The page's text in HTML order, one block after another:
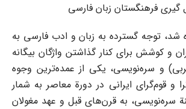
فرهنگستان زبان فارسی
شد، توجه گسترده به زبان و ادب فارسی به
و کوشش برای کنار گذاشتن واژگان بیگانه
و سره‌نویسی، یکی از عمده‌ترین وجوه
و قوم‌گرای ایرانی در دورة معاصر به شمار
سره‌نویسی، به قرن‌های قبل و عهد مغولان